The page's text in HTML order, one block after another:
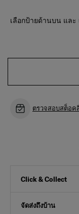
เลือกป้ายด้านบน แล
ตรวจสอบสต็อ
Click & Collect
จัดส่งถึงบ้าน